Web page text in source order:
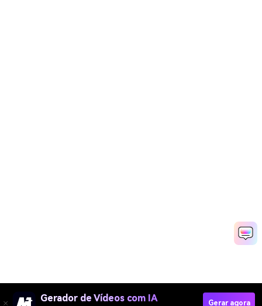
Gerador de Vídeos com IA Gerar agora